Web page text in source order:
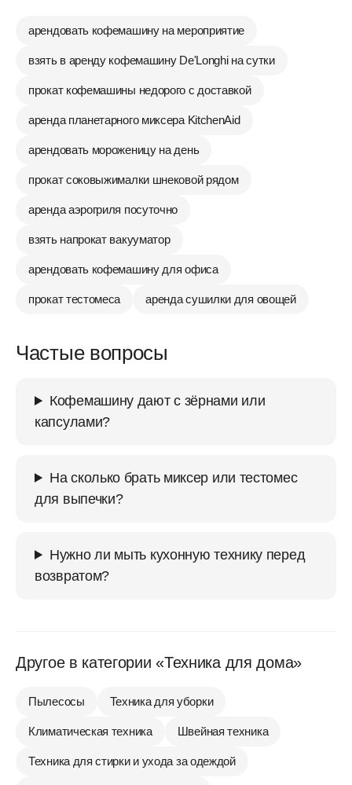
арендовать кофемашину на мероприятие
взять в аренду кофемашину De'Longhi на сутки
прокат кофемашины недорого с доставкой
аренда планетарного миксера KitchenAid
арендовать мороженицу на день
прокат соковыжималки шнековой рядом
аренда аэрогриля посуточно
взять напрокат вакууматор
арендовать кофемашину для офиса
прокат тестомеса аренда сушилки для овощей
Частые вопросы
Кофемашину дают с зёрнами или
капсулами?
На сколько брать миксер или тестомес
для выпечки?
Нужно ли мыть кухонную технику перед
возвратом?
Другое в категории «Техника для дома»
Пылесосы Техника для уборки
Климатическая техника Швейная техника
Техника для стирки и ухода за одеждой